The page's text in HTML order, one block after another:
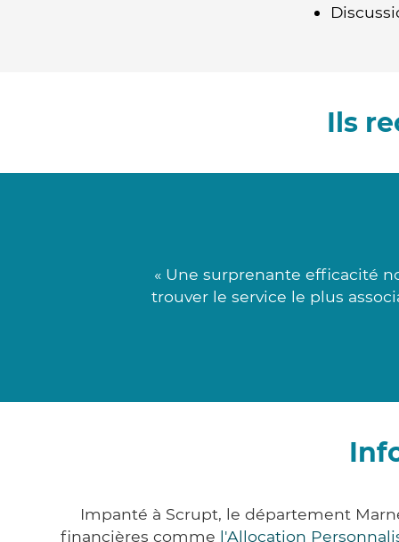
Ils
« Une surprenante efficacité
trouver le service le plus
Impanté à Scrupt, le département
financières comme l'Allocation